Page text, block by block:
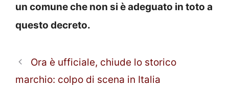
un comune che non si è adeguato in toto a
questo decreto.
Ora è ufficiale, chiude lo storico
marchio: colpo di scena in Italia